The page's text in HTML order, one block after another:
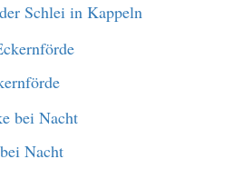
Schlei in Kappeln
Nacht